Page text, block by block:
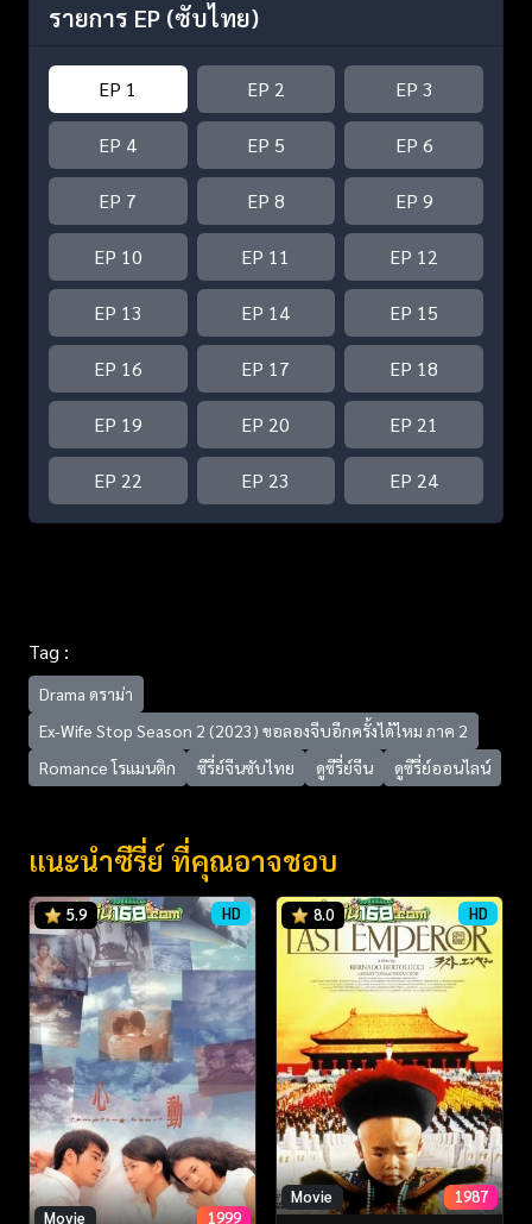
รายการ EP (ซับไทย)
EP 1 EP 2 EP 3
EP 4 EP 5 EP 6
EP 7 EP 8 EP 9
EP 10 EP 11 EP 12
EP 13 EP 14 EP 15
EP 16 EP 17 EP 18
EP 19 EP 20 EP 21
EP 22 EP 23 EP 24
Tag :
Drama ดราม่า
Ex-Wife Stop Season 2 (2023) ขอลองจีบอีกครั้งได้ไหม ภาค 2
Romance โรแมนติก
ซีรี่ย์จีนซับไทย ดูซีรี่ย์จีน ดูซีรี่ย์ออนไลน์
แนะนำซีรี่ย์ ที่คุณอาจชอบ
5.9 HD
Movie 1999
8.0 HD
Movie 1987